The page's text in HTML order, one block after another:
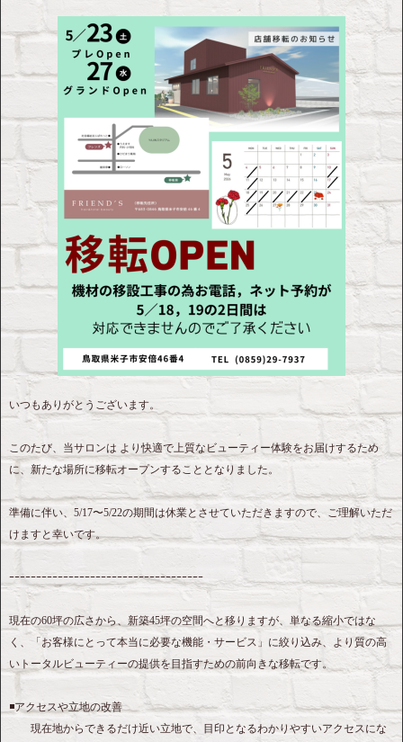
いつもありがとうございます。
このたび、当サロンは より快適で上質なビューティー体験をお届けするため
に、新たな場所に移転オープンすることとなりました。
準備に伴い、5/17〜5/22の期間は休業とさせていただきますので、ご理解いただ
けますと幸いです。
ｰｰｰｰｰｰｰｰｰｰｰｰｰｰｰｰｰｰｰｰｰｰｰｰｰｰｰｰｰｰｰｰｰｰｰｰ
現在の60坪の広さから、新築45坪の空間へと移りますが、単なる縮小ではな
く、「お客様にとって本当に必要な機能・サービス」に絞り込み、より質の高
いトータルビューティーの提供を目指すための前向きな移転です。
◾️アクセスや立地の改善
現在地からできるだけ近い立地で、目印となるわかりやすいアクセスにな